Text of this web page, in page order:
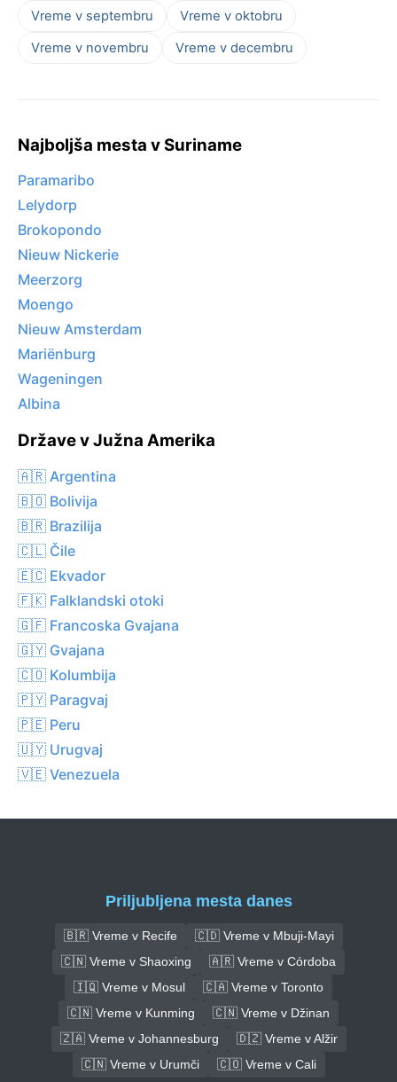
Vreme v septembru
Vreme v oktobru
Vreme v novembru
Vreme v decembru
Najboljša mesta v Suriname
Paramaribo
Lelydorp
Brokopondo
Nieuw Nickerie
Meerzorg
Moengo
Nieuw Amsterdam
Mariënburg
Wageningen
Albina
Države v Južna Amerika
🇦🇷 Argentina
🇧🇴 Bolivija
🇧🇷 Brazilija
🇨🇱 Čile
🇪🇨 Ekvador
🇫🇰 Falklandski otoki
🇬🇫 Francoska Gvajana
🇬🇾 Gvajana
🇨🇴 Kolumbija
🇵🇾 Paragvaj
🇵🇪 Peru
🇺🇾 Urugvaj
🇻🇪 Venezuela
Priljubljena mesta danes
🇧🇷 Vreme v Recife
🇨🇩 Vreme v Mbuji-Mayi
🇨🇳 Vreme v Shaoxing
🇦🇷 Vreme v Córdoba
🇮🇶 Vreme v Mosul
🇨🇦 Vreme v Toronto
🇨🇳 Vreme v Kunming
🇨🇳 Vreme v Džinan
🇿🇦 Vreme v Johannesburg
🇩🇿 Vreme v Alžir
🇨🇳 Vreme v Urumči
🇨🇴 Vreme v Cali